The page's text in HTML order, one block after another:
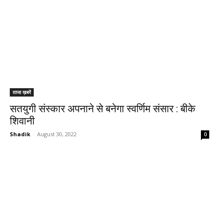
ताजा ख़बरें
सतयुगी संस्कार अपनाने से बनेगा स्वर्णिम संसार : बीके
शिवानी
Shadik - August 30, 2022 0